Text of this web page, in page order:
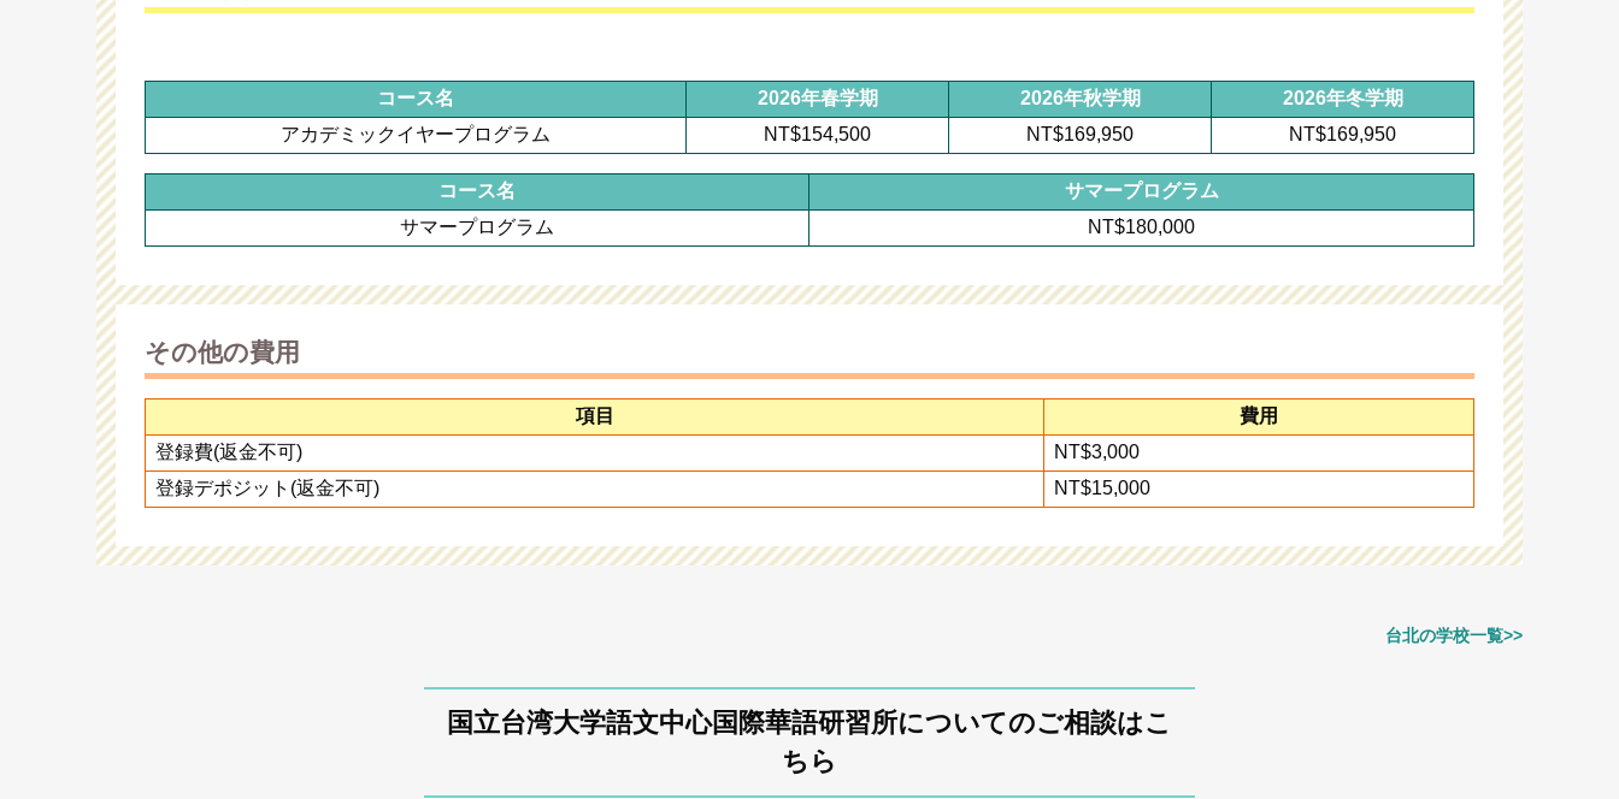
コース名 2026年春学期 2026年秋学期
2026年冬学期
アカデミックイヤープログラム
NT$154,500 NT$169,950 NT$169,950
コース名
サマープログラム
サマープログラム
NT$180,000
その他の費用
項目
費用
登録費(返金不可)
NT$3,000
登録デポジット(返金不可)
NT$15,000
台北の学校一覧>>
国立台湾大学語文中心国際華語研習所についてのご相談はこ
ちら